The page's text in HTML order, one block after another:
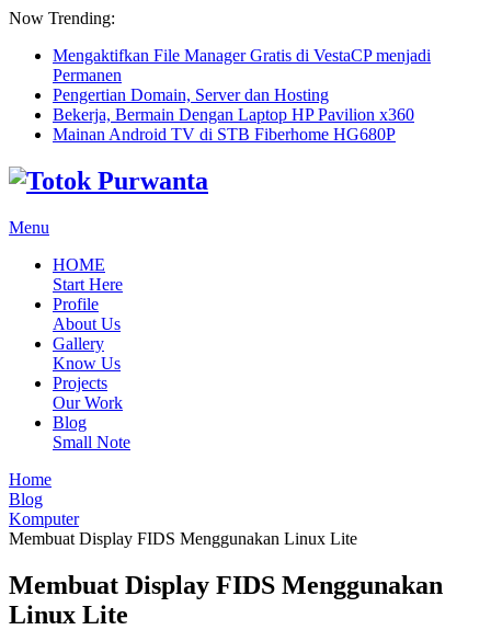
Now Trending:
Mengaktifkan File Manager Gratis di VestaCP menjadi
Permanen
Pengertian Domain, Server dan Hosting
Bekerja, Bermain Dengan Laptop HP Pavilion x360
Mainan Android TV di STB Fiberhome HG680P
Menu
HOME
Start Here
Profile
About Us
Gallery
Know Us
Projects
Our Work
Blog
Small Note
Home
Blog
Komputer
Membuat Display FIDS Menggunakan Linux Lite
Membuat Display FIDS Menggunakan
Linux Lite